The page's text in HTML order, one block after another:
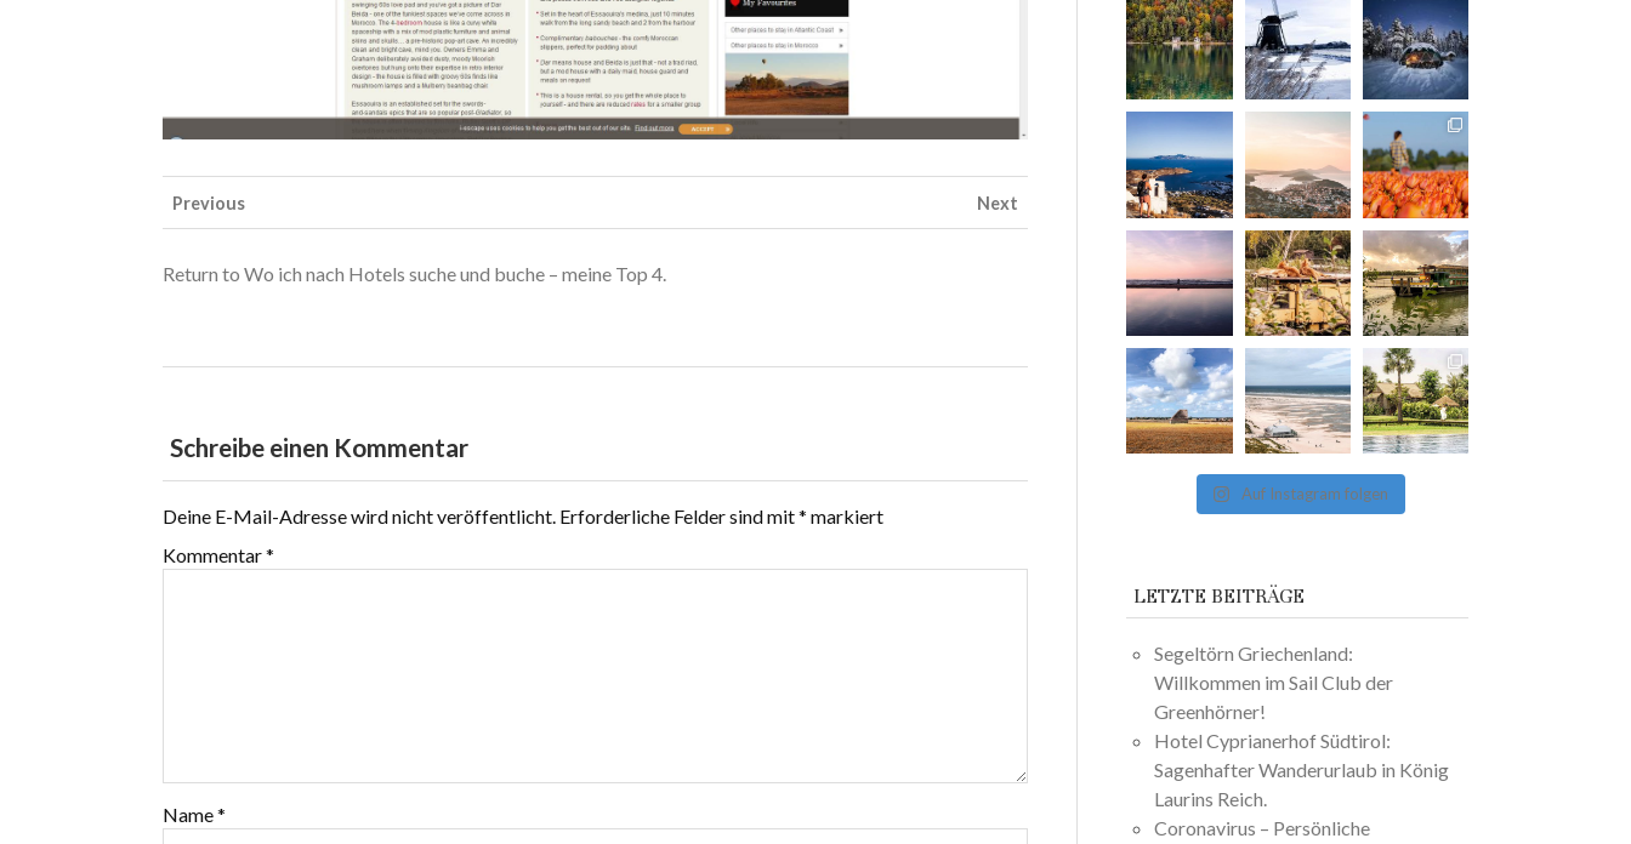
Previous Next
Return to Wo ich nach Hotels suche und buche – meine Top 4.
Schreibe einen Kommentar
Deine E-Mail-Adresse wird nicht veröffentlicht. Erforderliche Felder sind mit* markiert
Kommentar*
Name*
Auf Instagram folgen
LETZTE BEITRÄGE
Segeltörn Griechenland:
Willkommen im Sail Club der
Greenhörner!
Hotel Cyprianerhof Südtirol:
Sagenhafter Wanderurlaub in König
Laurins Reich.
Coronavirus – Persönliche